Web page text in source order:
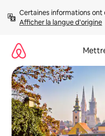
directement
Afficher la langue d'origine